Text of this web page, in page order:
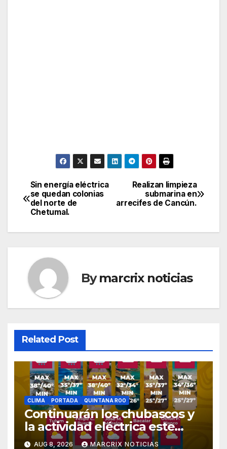
Post
navigation
Realizan limpieza
submarina en
arrecifes de Cancún.
Sin energía eléctrica
se quedan colonias
del norte de
Chetumal.
Bymarcrix noticias
Related Post
CLIMA PORTADA QUINTANA ROO
Continuarán los chubascos y
la actividad eléctrica este
sábado en Quintana Roo
AUG 8, 2026 MARCRIX NOTICIAS